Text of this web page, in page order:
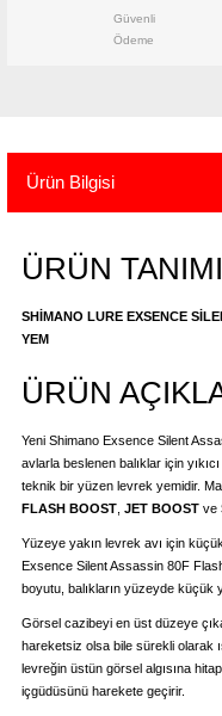
Malzemeleri
Minder)
Güvenli
Ödeme
Ürün Bilgisi
ÜRÜN
SHİMANO LURE EXSENCE
YEM
ÜRÜN
Yeni Shimano Exsence Silent
avlarla beslenen balıklar için
teknik bir yüzen levrek yemidir.
FLASH BOOST JET BOOST ve
Yüzeye yakın levrek avı için
Exsence Silent Assassin 80F
boyutu, balıkların yüzeyde küçük
Görsel cazibeyi en üst düzeye
hareketsiz olsa bile sürekli olarak
levreğin üstün görsel algısına
içgüdüsünü harekete geçirir.